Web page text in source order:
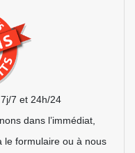
7 et 24h/24
dans l’immédiat,
le formulaire ou à nous